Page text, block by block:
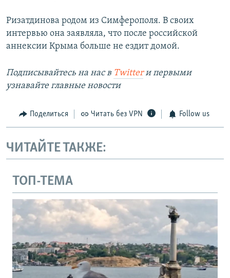
Ризатдинова родом из Симферополя. В своих
интервью она заявляла, что после российской
аннексии Крыма больше не ездит домой.
Подписывайтесь на наc в Twitterи первыми
узнавайте главные новости
Поделиться Читать без VPN Follow us
ЧИТАЙТЕ ТАКЖЕ:
ТОП-ТЕМА